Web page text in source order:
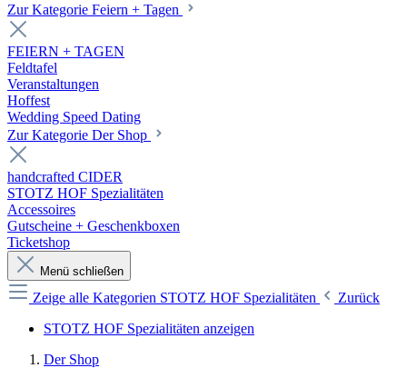
Zur Kategorie Feiern + Tagen
FEIERN + TAGEN
Feldtafel
Veranstaltungen
Hoffest
Wedding Speed Dating
Zur Kategorie Der Shop
handcrafted CIDER
STOTZ HOF Spezialitäten
Accessoires
Gutscheine + Geschenkboxen
Ticketshop
Menü schließen
Zeige alle Kategorien STOTZ HOF Spezialitäten
Zurück
STOTZ HOF Spezialitäten anzeigen
Der Shop